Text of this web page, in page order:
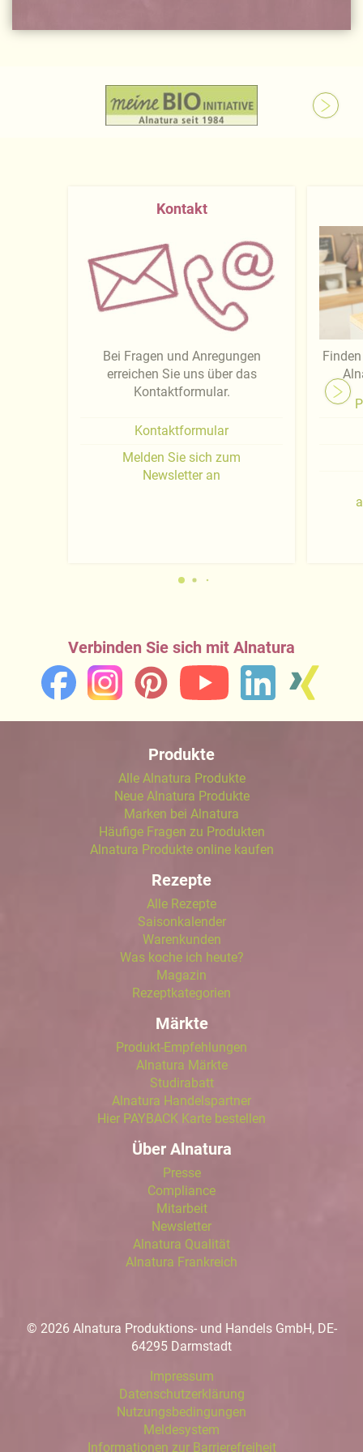
Kontakt
Bei Fragen und Anregungen
erreichen Sie uns über das
Kontaktformular.
Kontaktformular
Melden Sie sich zum
Newsletter an
Verbinden Sie sich mit Alnatura
Produkte
Alle Alnatura Produkte
Neue Alnatura Produkte
Marken bei Alnatura
Häufige Fragen zu Produkten
Alnatura Produkte online kaufen
Rezepte
Alle Rezepte
Saisonkalender
Warenkunden
Was koche ich heute?
Magazin
Rezeptkategorien
Märkte
Produkt-Empfehlungen
Alnatura Märkte
Studirabatt
Alnatura Handelspartner
Hier PAYBACK Karte bestellen
Über Alnatura
Presse
Compliance
Mitarbeit
Newsletter
Alnatura Qualität
Alnatura Frankreich
© 2026 Alnatura Produktions- und Handels GmbH, DE-
64295 Darmstadt
Impressum
Datenschutzerklärung
Nutzungsbedingungen
Meldesystem
Informationen zur Barrierefreiheit